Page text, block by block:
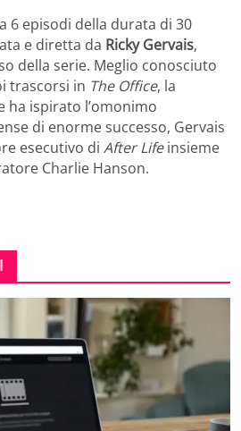
6 episodi della durata di 30
e diretta da Ricky Gervais,
della serie. Meglio conosciuto
trascorsi in The Office, la
ha ispirato l’omonimo
di enorme successo, Gervais
esecutivo di After Lifeinsieme
Charlie Hanson.